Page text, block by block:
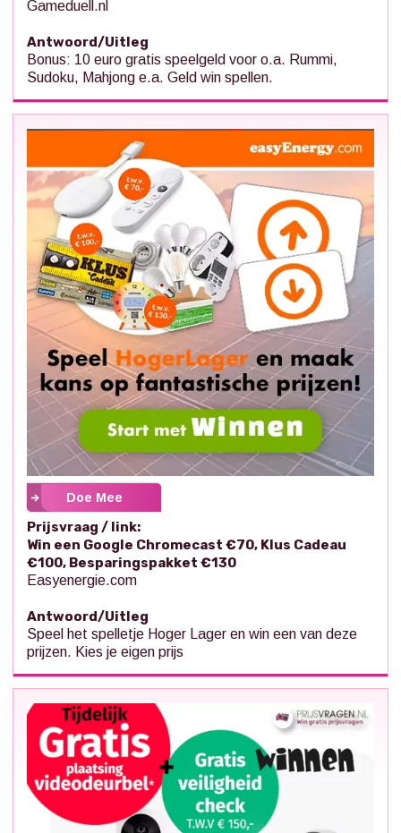
Gameduell.nl
Antwoord/Uitleg
Bonus: 10 euro gratis speelgeld voor o.a. Rummi,
Sudoku, Mahjong e.a. Geld win spellen.
Doe Mee
Prijsvraag / link:
Win een Google Chromecast €70, Klus Cadeau
€100, Besparingspakket €130
Easyenergie.com
Antwoord/Uitleg
Speel het spelletje Hoger Lager en win een van deze
prijzen. Kies je eigen prijs